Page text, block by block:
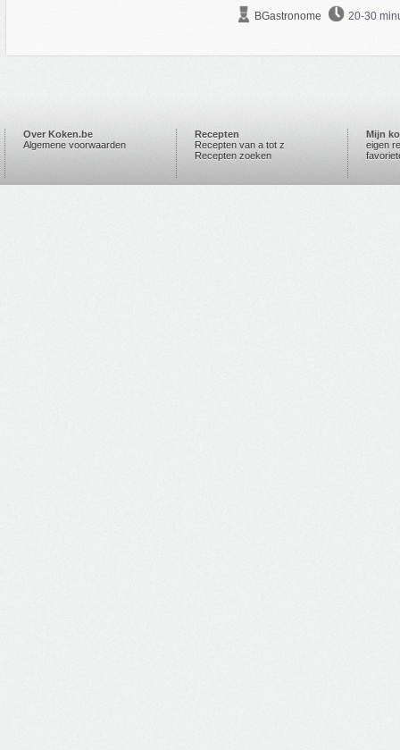
BGastronome 20-30
Over Koken.be
Algemene voorwaarden
Recepten
Recepten van a tot z
Recepten zoeken
Mijn
eigen